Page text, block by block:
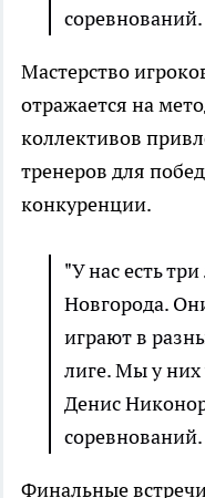
соревнований.
Мастерство
отражается на
коллективов
тренеров для
конкуренции.
"У нас есть
Новгорода.
играют в
лиге. Мы у них
Денис
соревнований.
Финальные